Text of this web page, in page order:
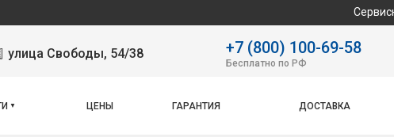
Сервисный центр
улица Свободы, 54/38 +7 (800) 100-69-58
Бесплатно по РФ
ЦЕНЫ ГАРАНТИЯ ДОСТАВКА